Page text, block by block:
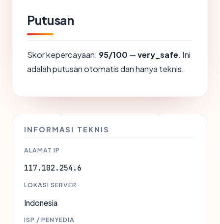
Putusan
Skor kepercayaan: 95/100 —very_safe. Ini
adalah putusan otomatis dan hanya teknis.
INFORMASI TEKNIS
ALAMAT IP
117.102.254.6
LOKASI SERVER
Indonesia
ISP / PENYEDIA